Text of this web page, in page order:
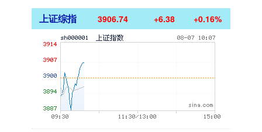
上证综指 3906.74 +6.38 +0.16%